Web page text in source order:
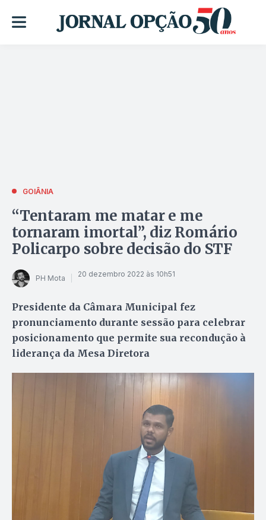
GOIÂNIA
“Tentaram me matar e me
tornaram imortal”, diz Romário
Policarpo sobre decisão do STF
PH Mota 20 dezembro 2022 às 10h51
Presidente da Câmara Municipal fez
pronunciamento durante sessão para celebrar
posicionamento que permite sua recondução à
liderança da Mesa Diretora